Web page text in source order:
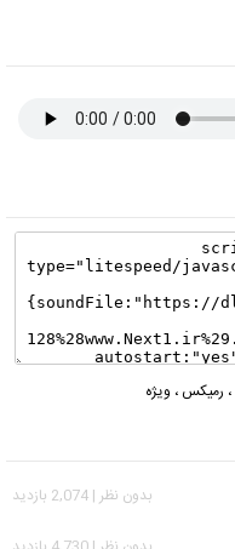
، رمیکس ، ویژه
بدون نظر | 2,074 بازدید